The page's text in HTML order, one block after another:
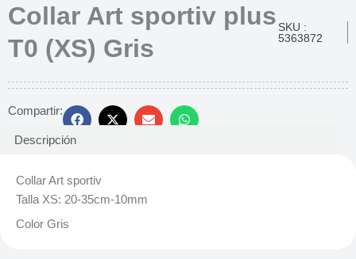
Collar Art sportiv plus
T0 (XS) Gris
SKU :
5363872
Compartir:
Descripción
Collar Art sportiv
Talla XS: 20-35cm-10mm
Color Gris